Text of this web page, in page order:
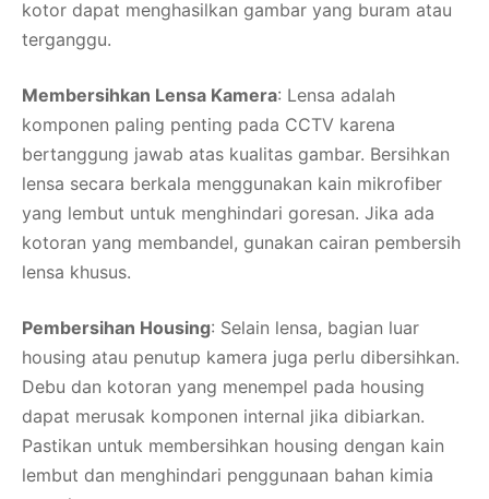
kotor dapat menghasilkan gambar yang buram atau
terganggu.
Membersihkan Lensa Kamera: Lensa adalah
komponen paling penting pada CCTV karena
bertanggung jawab atas kualitas gambar. Bersihkan
lensa secara berkala menggunakan kain mikrofiber
yang lembut untuk menghindari goresan. Jika ada
kotoran yang membandel, gunakan cairan pembersih
lensa khusus.
Pembersihan Housing: Selain lensa, bagian luar
housing atau penutup kamera juga perlu dibersihkan.
Debu dan kotoran yang menempel pada housing
dapat merusak komponen internal jika dibiarkan.
Pastikan untuk membersihkan housing dengan kain
lembut dan menghindari penggunaan bahan kimia